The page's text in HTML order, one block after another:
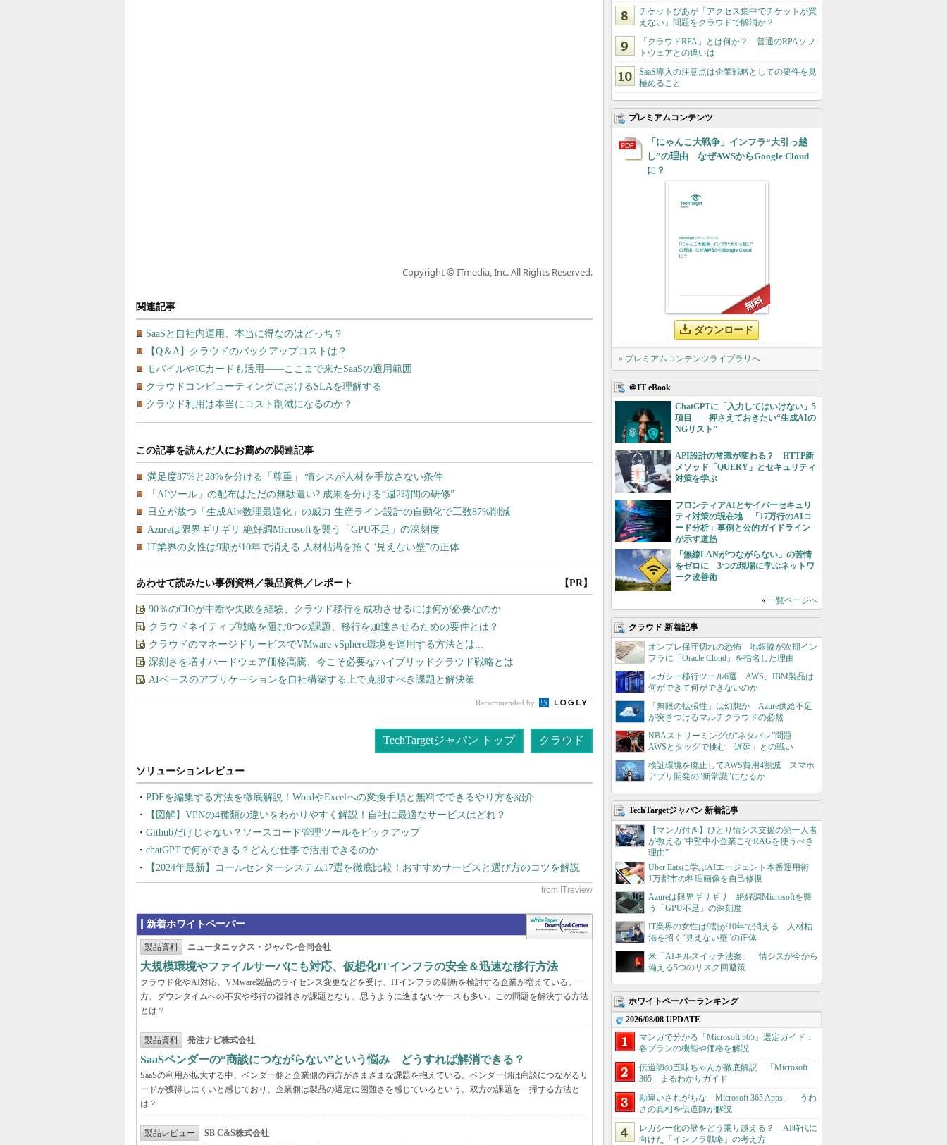
Copyright © ITmedia, Inc. All Rights Reserved.
関連記事
SaaSと自社内運用、本当に得なのはどっち？
【Q＆A】クラウドのバックアップコストは？
モバイルやICカードも活用――ここまで来たSaaSの適用範囲
クラウドコンピューティングにおけるSLAを理解する
クラウド利用は本当にコスト削減になるのか？
あわせて読みたい事例資料／製品資料／レポート 【PR】
90％のCIOが中断や失敗を経験、クラウド移行を成功させるには何が必要なのか
クラウドネイティブ戦略を阻む8つの課題、移行を加速させるための要件とは？
クラウドのマネージドサービスでVMware vSphere環境を運用する方法とは...
深刻さを増すハードウェア価格高騰、今こそ必要なハイブリッドクラウド戦略とは
AIベースのアプリケーションを自社構築する上で克服すべき課題と解決策
Recommended by
TechTargetジャパン トップ クラウド
PDFを編集する方法を徹底解説！WordやExcelへの変換手順と無料でできるやり方を紹介
【図解】VPNの4種類の違いをわかりやすく解説！自社に最適なサービスはどれ？
Githubだけじゃない？ソースコード管理ツールをピックアップ
chatGPTで何ができる？どんな仕事で活用できるのか
【2024年最新】コールセンターシステム17選を徹底比較！おすすめサービスと選び方のコツを解説
新着ホワイトペーパー
製品資料 ニュータニックス・ジャパン合同会社
大規模環境やファイルサーバにも対応、仮想化ITインフラの安全＆迅速な移行方法
クラウド化やAI対応、VMware製品のライセンス変更などを受け、ITインフラの刷新を検討する企業が増えている。一
方、ダウンタイムへの不安や移行の複雑さが課題となり、思うように進まないケースも多い。この問題を解決する方法
とは？
製品資料 発注ナビ株式会社
SaaSベンダーの“商談につながらない”という悩み どうすれば解消できる？
SaaSの利用が拡大する中、ベンダー側と企業側の両方がさまざまな課題を抱えている。ベンダー側は商談につながるリ
ードが獲得しにくいと感じており、企業側は製品の選定に困難さを感じているという。双方の課題を一掃する方法と
は？
製品レビュー SB C&S株式会社
チケットぴあが「アクセス集中でチケットが買
えない」問題をクラウドで解消か？
「クラウドRPA」とは何か？ 普通のRPAソフ
トウェアとの違いは
SaaS導入の注意点は企業戦略としての要件を見
極めること
プレミアムコンテンツ
「にゃんこ大戦争」インフラ“大引っ越
し”の理由 なぜAWSからGoogle Cloud
に？
ダウンロード
» プレミアムコンテンツライブラリへ
＠IT eBook
ChatGPTに「入力してはいけない」5
項目――押さえておきたい“生成AIの
NGリスト”
API設計の常識が変わる？ HTTP新
メソッド「QUERY」とセキュリティ
対策を学ぶ
フロンティアAIとサイバーセキュリ
ティ対策の現在地 「17万行のAIコ
ード分析」事例と公的ガイドライン
が示す道筋
「無線LANがつながらない」の苦情
をゼロに 3つの現場に学ぶネットワ
ーク改善術
» 一覧ページへ
クラウド 新着記事
オンプレ保守切れの恐怖 地銀協が次期イン
フラに「Oracle Cloud」を指名した理由
レガシー移行ツール6選 AWS、IBM製品は
何ができて何ができないのか
「無限の拡張性」は幻想か Azure供給不足
が突きつけるマルチクラウドの必然
NBAストリーミングの“ネタバレ”問題
AWSとタッグで挑む「遅延」との戦い
検証環境を廃止してAWS費用4割減 スマホ
アプリ開発の"新常識"になるか
TechTargetジャパン 新着記事
【マンガ付き】ひとり情シス支援の第一人者
が教える”中堅中小企業こそRAGを使うべき
理由”
Uber Eatsに学ぶAIエージェント本番運用術
1万都市の料理画像を自己修復
Azureは限界ギリギリ 絶好調Microsoftを襲
う「GPU不足」の深刻度
IT業界の女性は9割が10年で消える 人材枯
渇を招く“見えない壁”の正体
米「AIキルスイッチ法案」 情シスが今から
備える5つのリスク回避策
ホワイトペーパーランキング
2026/08/08 UPDATE
マンガで分かる「Microsoft 365」選定ガイド：
各プランの機能や価格を解説
伝道師の五味ちゃんが徹底解説 「Microsoft
365」まるわかりガイド
勘違いされがちな「Microsoft 365 Apps」 うわ
さの真相を伝道師が解説
レガシー化の壁をどう乗り越える？ AI時代に
向けた「インフラ戦略」の考え方